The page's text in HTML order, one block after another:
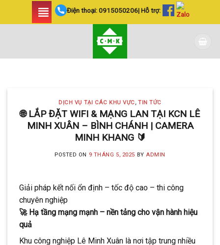
Điện thoại:0915050206| Hỗ trợ:
HUYỆN BÌNH CHÁNH
SIÊU AN NINH VÀ SIÊU
TIẾT KIỆM | CAMERA
MINH KHANG
Với hơn 5 năm kinh nghiệm, Camera
Minh Khang là đơn vị hàng đầu trong [...]
DỊCH VỤ TẠI CÁC KHU VỰC,TIN TỨC
🌐 LẮP ĐẶT WIFI & MẠNG LAN TẠI KCN LÊ
MINH XUÂN – BÌNH CHÁNH | CAMERA
MINH KHANG 🔰
POSTED ON 9 THÁNG 5, 2025 BY ADMIN
Giải pháp kết nối ổn định – tốc độ cao – thi công
chuyên nghiệp
🚀 Hạ tầng mạng mạnh – nền tảng cho vận hành hiệu
quả
Khu công nghiệp Lê Minh Xuân là nơi tập trung nhiều